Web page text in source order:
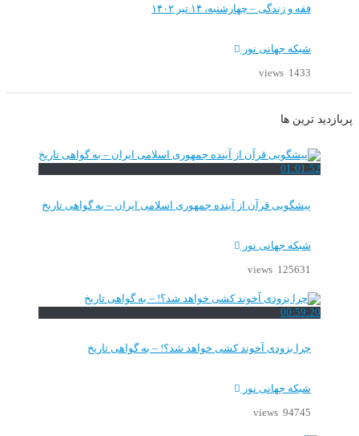
فقه و زندگی – چهارشنبه، ۱۴ تیر ۱۴۰۲
شبکه جهانی نور
1433 views
پربازدید ترین ها
01:01:52
پیشگویی قرآن از آینده جمهوری اسلامی ایران – به گواهی تاریخ
شبکه جهانی نور
125631 views
00:59:20
چرا بزودی آخوند کشی خواهد شد؟! – به گواهی تاریخ
شبکه جهانی نور
94745 views